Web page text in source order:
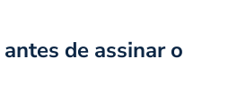
de assinar o